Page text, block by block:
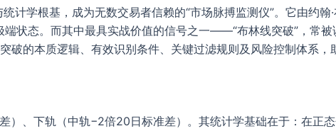
学根基，成为无数交易者信赖的“市场脉搏监测仪”。它由约翰
状态。而其中最具实战价值的信号之一——“布林线突破”，常被
的本质逻辑、有效识别条件、关键过滤规则及风险控制体系，
、下轨（中轨−2倍20日标准差）。其统计学基础在于：在正